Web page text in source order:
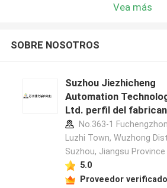
Vea más
SOBRE NOSOTROS
Suzhou Jiezhicheng
Automation
Ltd. perfil del
No.363-1
Luzhi Town, Wuzhong
Suzhou, Jiangsu Province
5.0
Proveedor verificado